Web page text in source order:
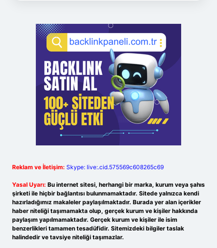
Reklam ve İletişim: Skype: live:.cid.575569c608265c69
Yasal Uyarı: Bu internet sitesi, herhangi bir marka, kurum veya şahıs
şirketi ile hiçbir bağlantısı bulunmamaktadır. Sitede yalnızca kendi
hazırladığımız makaleler paylaşılmaktadır. Burada yer alan içerikler
haber niteliği taşımamakta olup, gerçek kurum ve kişiler hakkında
paylaşım yapılmamaktadır. Gerçek kurum ve kişiler ile isim
benzerlikleri tamamen tesadüfidir. Sitemizdeki bilgiler taslak
halindedir ve tavsiye niteliği taşımazlar.